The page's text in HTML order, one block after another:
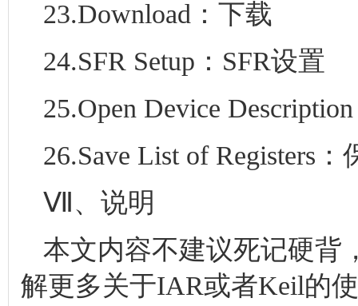
23.Download：下载
24.SFR Setup：SFR设置
25.Open Device
26.Save List of Registers
Ⅶ、说明
本文内容不建议死记硬背
解更多关于IAR或者Keil的